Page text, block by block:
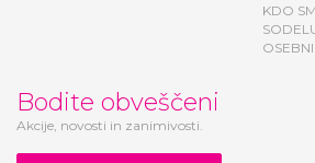
KDO
Bodite obveščeni
Akcije, novosti in zanimivosti.